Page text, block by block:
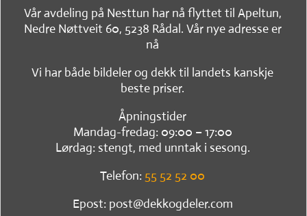
Vår avdeling på Nesttun har nå flyttet til Apeltun,
Nedre Nøttveit 60, 5238 Rådal. Vår nye adresse er
nå
Vi har både bildeler og dekk til landets kanskje
beste priser.
Åpningstider
Mandag-fredag: 09:00 – 17:00
Lørdag: stengt, med unntak i sesong.
Telefon: 55 52 52 00
Epost: post@dekkogdeler.com